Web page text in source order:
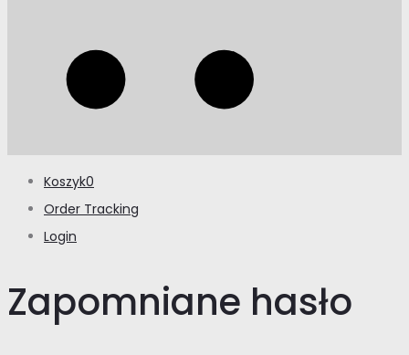
Koszyk0
Order Tracking
Login
Zapomniane hasło